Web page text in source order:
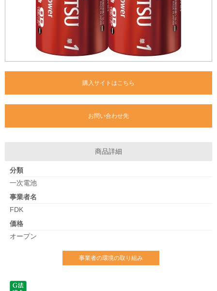
購入サイトはこちら
お問い合わせ先
商品詳細
分類
一次電池
事業者名
FDK
価格
オープン
事業者の環境の取り組み